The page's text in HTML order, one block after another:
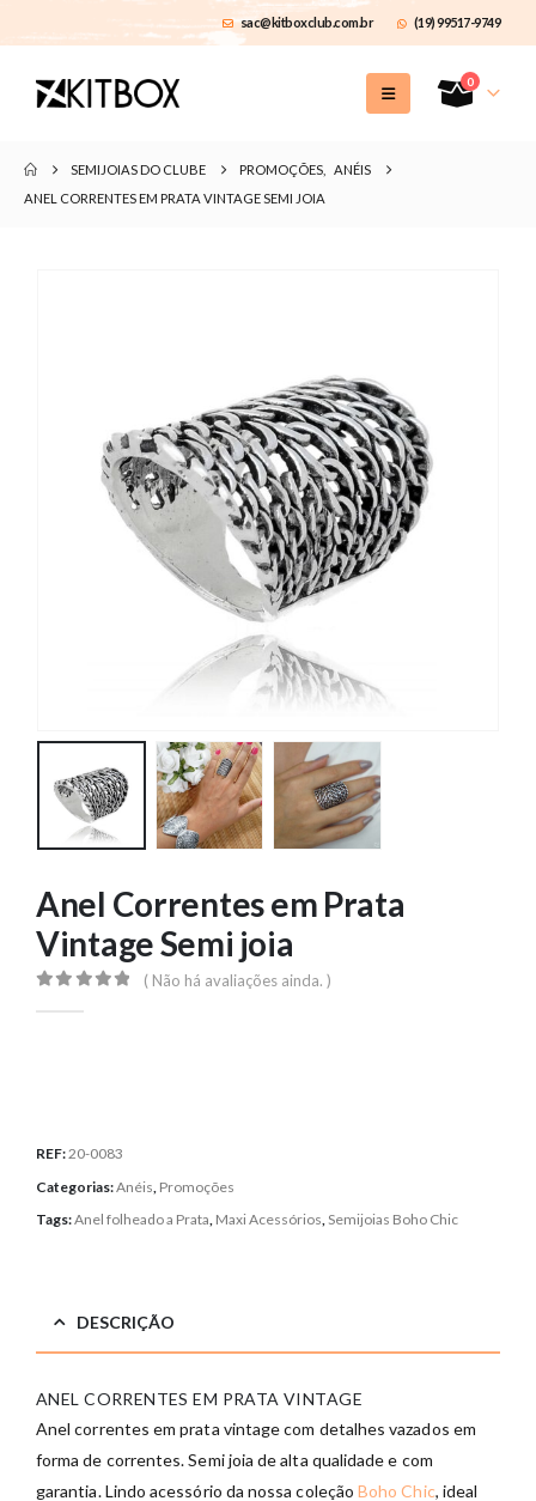
sac@kitboxclub.com.br (19) 99517-9749
0
SEMIJOIAS DO CLUBE PROMOÇÕES
ANÉIS
ANEL CORRENTES EM PRATA VINTAGE SEMI JOIA
Anel Correntes em Prata
Vintage Semi joia
( Não há avaliações ainda. )
REF:20-0083
Categorias:Anéis Promoções
Tags:Anel folheado a Prata, Maxi Acessórios,Semijoias Boho Chic
DESCRIÇÃO
ANEL CORRENTES EM PRATA VINTAGE
Anel correntes em prata vintage com detalhes vazados em
forma de correntes. Semi joia de alta qualidade e com
garantia. Lindo acessório da nossa coleçãoBoho Chic, ideal